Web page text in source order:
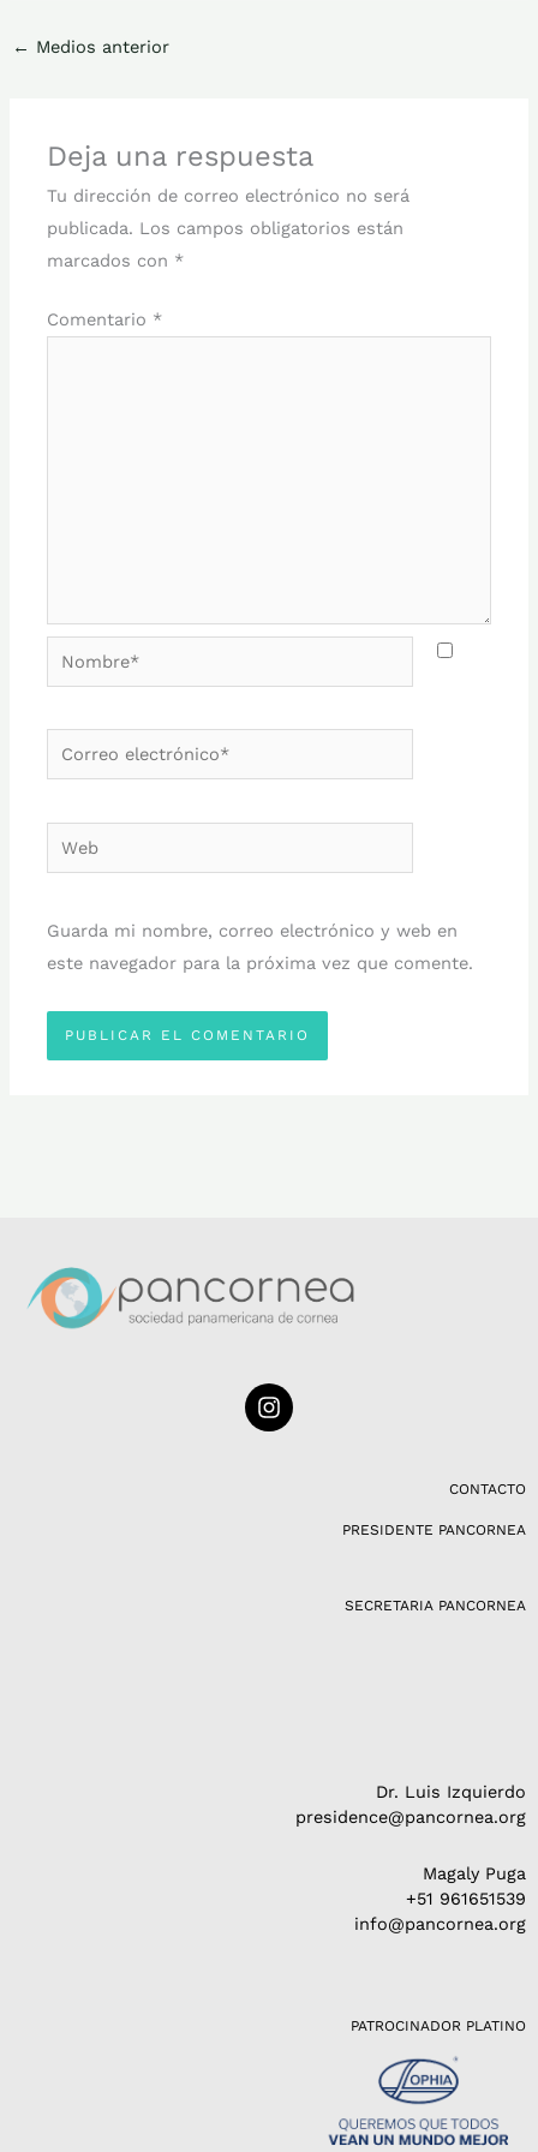
← Medios anterior
Deja una respuesta
Tu dirección de correo electrónico no será
publicada. Los campos obligatorios están
marcados con *
Comentario *
Nombre*
Correo
electrónico*
Web
Guarda mi nombre, correo electrónico y web en
este navegador para la próxima vez que comente.
I
n
CONTACTO
PRESIDENTE PANCORNEA
SECRETARIA PANCORNEA
Dr. Luis Izquierdo
presidence@pancornea.org
Magaly Puga
+51 961651539
info@pancornea.org
PATROCINADOR PLATINO